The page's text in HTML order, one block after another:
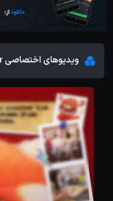
ویدیوهای اختصاصی CGSector